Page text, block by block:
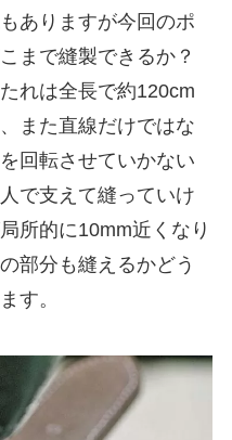
ありますが今回のポ
まで縫製できるか？
れは全長で約120cm
また直線だけではな
回転させていかない
で支えて縫っていけ
所的に10mm近くなり
部分も縫えるかどう
す。